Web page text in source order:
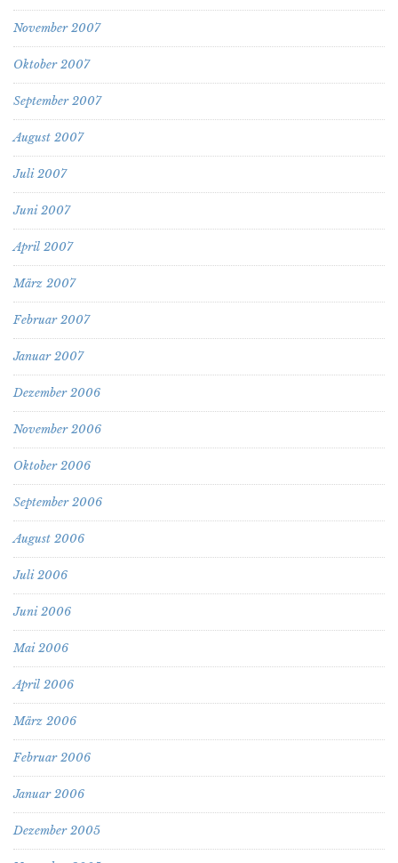
November 2007
Oktober 2007
September 2007
August 2007
Juli 2007
Juni 2007
April 2007
März 2007
Februar 2007
Januar 2007
Dezember 2006
November 2006
Oktober 2006
September 2006
August 2006
Juli 2006
Juni 2006
Mai 2006
April 2006
März 2006
Februar 2006
Januar 2006
Dezember 2005